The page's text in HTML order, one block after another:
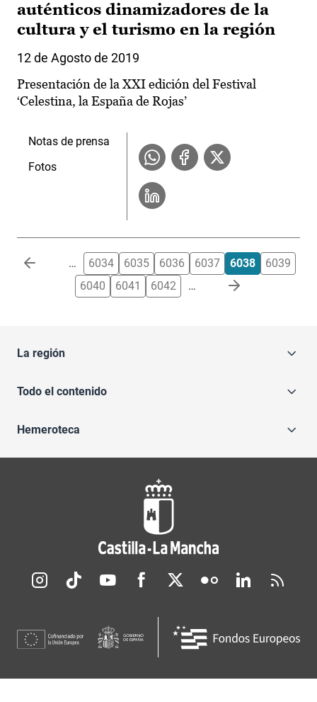
auténticos dinamizadores de la
cultura y el turismo en la región
12 de Agosto de 2019
Presentación de la XXI edición del Festival
‘Celestina, la España de Rojas’
Notas de prensa
Fotos
Paginación … 6034 6035 6036 6037 6038
6039
6040
6041 6042 …
La región
Todo el contenido
Hemeroteca
Redes sociales JCCM